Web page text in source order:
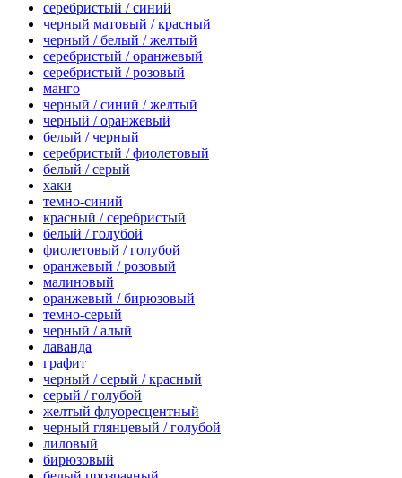
серебристый / синий
черный матовый / красный
черный / белый / желтый
серебристый / оранжевый
серебристый / розовый
манго
черный / синий / желтый
черный / оранжевый
белый / черный
серебристый / фиолетовый
белый / серый
хаки
темно-синий
красный / серебристый
белый / голубой
фиолетовый / голубой
оранжевый / розовый
малиновый
оранжевый / бирюзовый
темно-серый
черный / алый
лаванда
графит
черный / серый / красный
серый / голубой
желтый флуоресцентный
черный глянцевый / голубой
лиловый
бирюзовый